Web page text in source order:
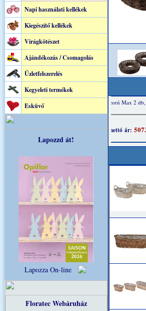
Napi használati kellékek
Kiegészítő kellékek
Virágkötészet
Ajándékozás / Csomagolás
Üzletfelszerelés
Kegyeleti termékek
Esküvő
Lapozzd át!
Lapozza On-line
Floratec Webáruház